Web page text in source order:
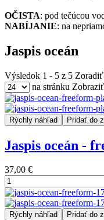
OČISTA: pod tečúcou
NABÍJANIE: na
Jaspis oceán
Výsledok 1 - 5 z 5
na stránku
Rýchly náhľad Pridať do
Jaspis oceán -
37,00 €
Rýchly náhľad Pridať do